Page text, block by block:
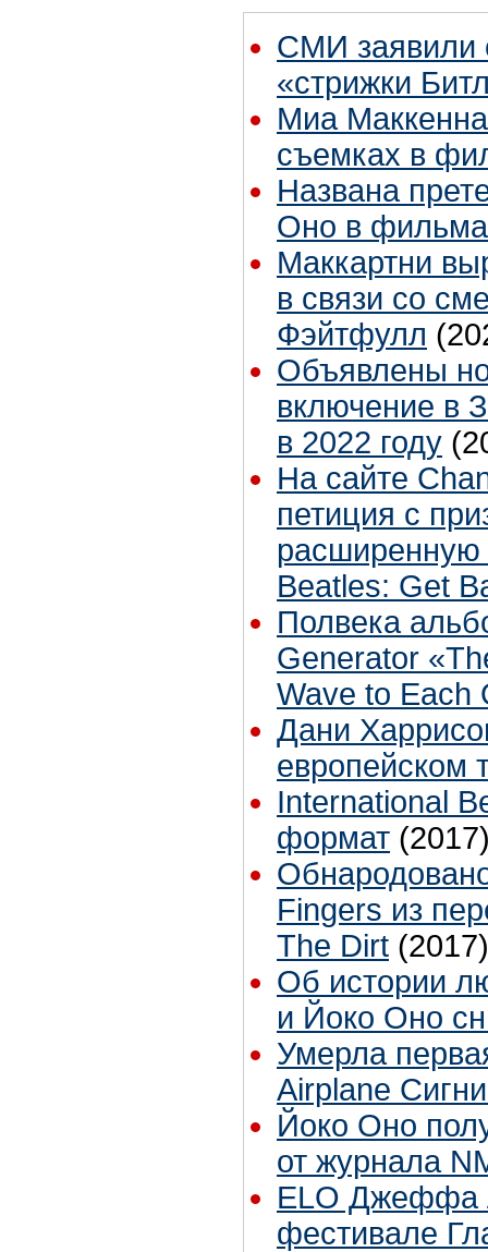
СМИ заявили
«стрижки
Миа
съемках в
Названа
Оно в
Маккартни
в связи со
Фэйтфулл
Объявлены
включение в
в 2022 году
На сайте
петиция с
расширенную
Beatles: Get
Полвека
Generator
Wave to Each
Дани
европейском
International
формат
Fingers из
The Dirt (2017)
Об истории
и Йоко Оно
Умерла
Airplane
Йоко Оно
от журнала
ELO Джеффа
фестивале